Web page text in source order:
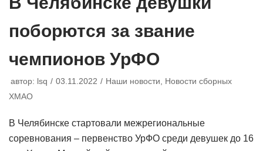
поборются за звание
чемпионов УрФО
автор: lsq 03.11.2022 Наши новости, Новости сборных
ХМАО
В Челябинске стартовали межрегиональные
соревнования – первенство УрФО среди девушек до 16